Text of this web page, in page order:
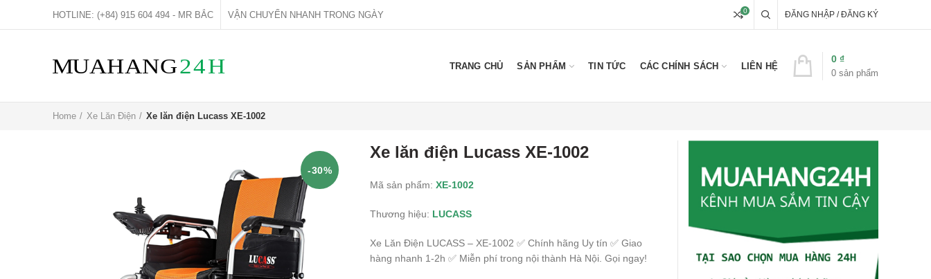
HOTLINE: (+84) 915 604 494 - MR BẮC VẬN CHUYỂN NHANH TRONG NGÀY 0 ĐĂNG NHẬP / ĐĂNG KÝ
TRANG CHỦ SẢN PHẨM TIN TỨC CÁC CHÍNH SÁCH LIÊN HỆ
0 sản phẩm
0 ₫
Home Xe Lăn Điện Xe lăn điện Lucass XE-1002
-30%
Xe lăn điện Lucass XE-1002
Mã sản phẩm:XE-1002
Thương hiệu: LUCASS
Xe Lăn Điện LUCASS – XE-1002 ✅ Chính hãng Uy tín ✅ Giao
hàng nhanh 1-2h ✅ Miễn phí trong nội thành Hà Nội. Gọi ngay!